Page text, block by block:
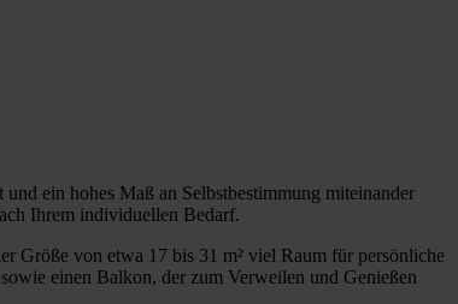
ein hohes Maß an Selbstbestimmung miteinander
Ihrem individuellen Bedarf.
Größe von etwa 17 bis 31 m² viel Raum für persönliche
einen Balkon, der zum Verweilen und Genießen